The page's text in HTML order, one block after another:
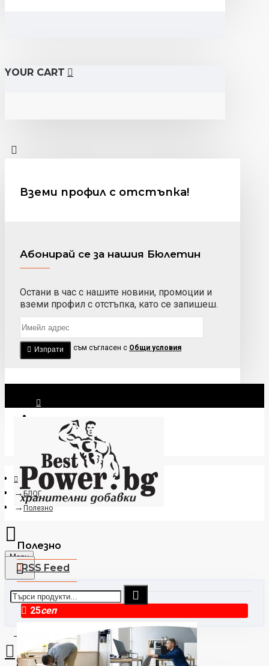
YOUR CART
Вземи профил с отстъпка!
Абонирай се за нашия Бюлетин
Остани в час с нашите новини, промоции и
вземи профил с отстъпка, като се запишеш.
Изпрати
Прочетох и съм съгласен с Общи условия
Регистрация
Menu
БЛОГ
Полезно
Полезно
RSS Feed
25сеп